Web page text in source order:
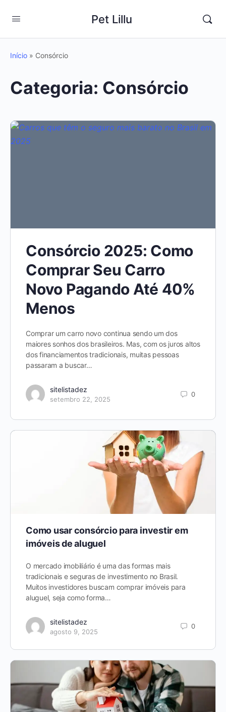
Pet Lillu
Início » Consórcio
Categoria: Consórcio
Consórcio 2025: Como
Comprar Seu Carro
Novo Pagando Até 40%
Menos
Comprar um carro novo continua sendo um dos
maiores sonhos dos brasileiros. Mas, com os juros altos
dos financiamentos tradicionais, muitas pessoas
passaram a buscar…
sitelistadez
setembro 22, 2025
0
Como usar consórcio para investir em
imóveis de aluguel
O mercado imobiliário é uma das formas mais
tradicionais e seguras de investimento no Brasil.
Muitos investidores buscam comprar imóveis para
aluguel, seja como forma…
sitelistadez
agosto 9, 2025
0